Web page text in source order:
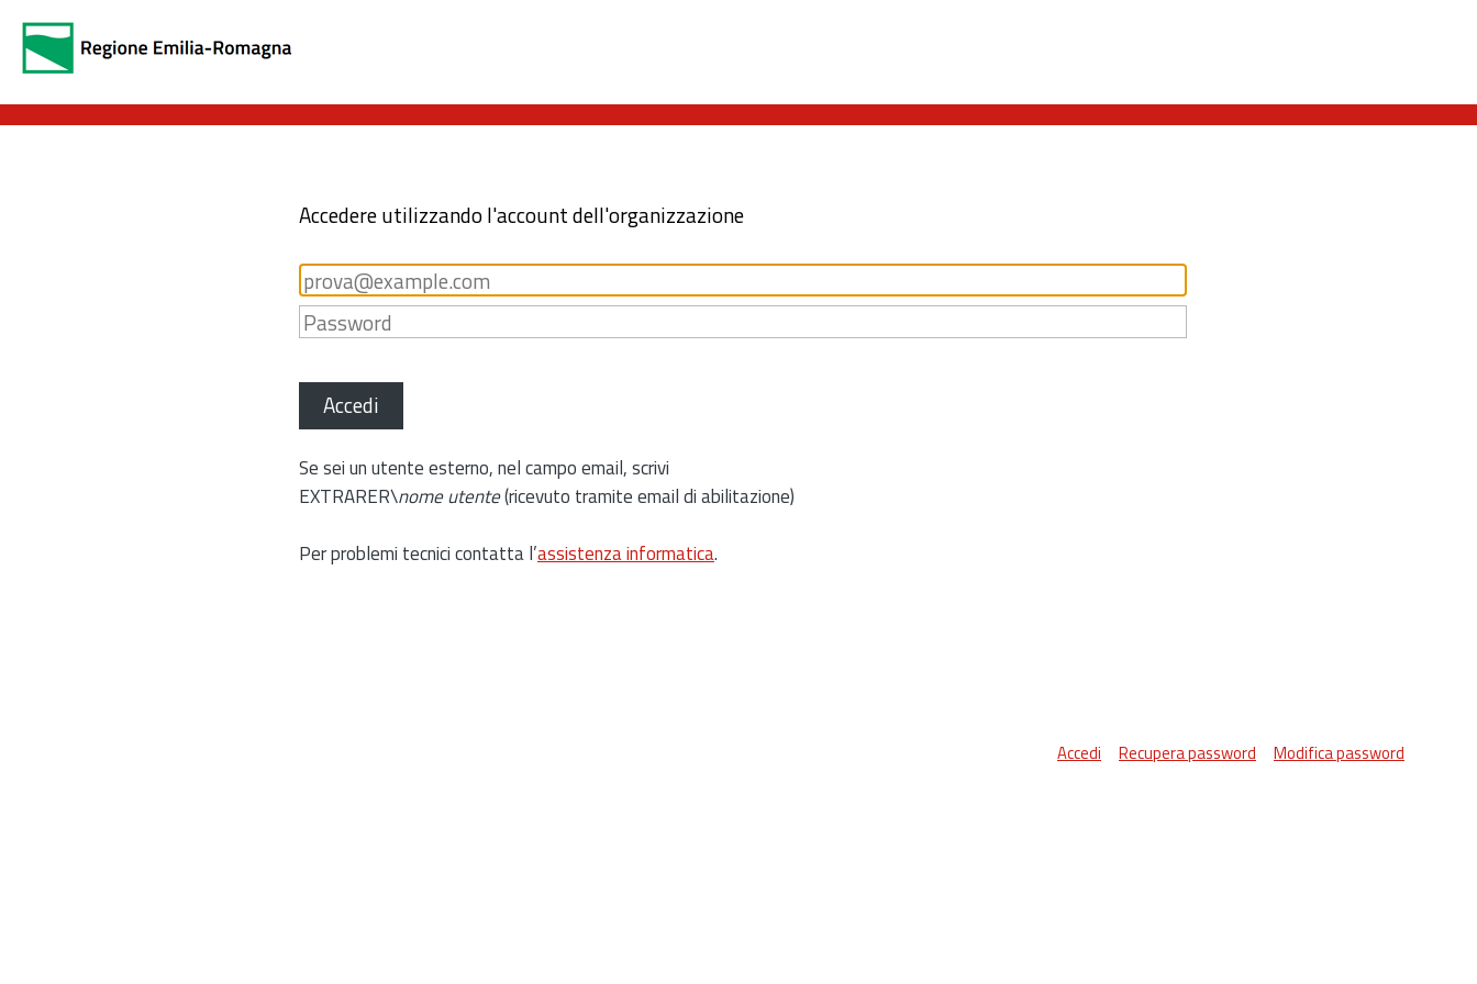
Accedere utilizzando l'account dell'organizzazione
Accedi
Se sei un utente esterno, nel campo email, scrivi
EXTRARER\nome utente(ricevuto tramite email di abilitazione)
Per problemi tecnici contatta l’assistenza informatica.
Accedi Recupera password Modifica password